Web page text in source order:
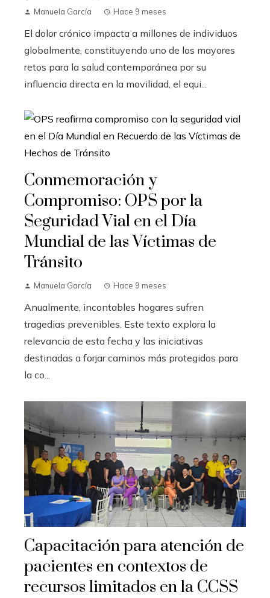
Manuela García Hace 9 meses
El dolor crónico impacta a millones de individuos
globalmente, constituyendo uno de los mayores
retos para la salud contemporánea por su
influencia directa en la movilidad, el equi...
Conmemoración y
Compromiso: OPS por la
Seguridad Vial en el Día
Mundial de las Víctimas de
Tránsito
Manuela García Hace 9 meses
Anualmente, incontables hogares sufren
tragedias prevenibles. Este texto explora la
relevancia de esta fecha y las iniciativas
destinadas a forjar caminos más protegidos para
la co...
Capacitación para atención de
pacientes en contextos de
recursos limitados en la CCSS